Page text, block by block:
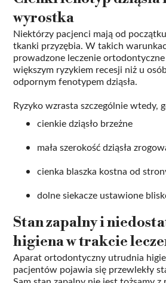
wyrostka
Niektórzy pacjenci mają od
tkanki przyzębia. W takich
prowadzone leczenie ortodontyczne
większym ryzykiem recesji niż u
odpornym fenotypem dziąsła.
Ryzyko wzrasta szczególnie wtedy,
cienkie dziąsło brzeżne
mała szerokość dziąsła
cienka blaszka kostna od
dolne siekacze ustawione
Stan zapalny i
higiena w trakcie
Aparat ortodontyczny utrudnia
pacjentów pojawia się przewlekły